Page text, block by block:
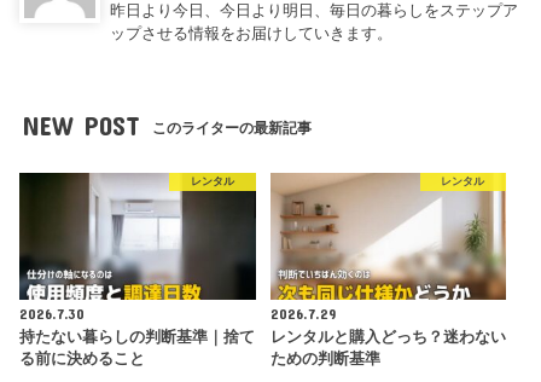
昨日より今日、今日より明日、毎日の暮らしをステップア
ップさせる情報をお届けしていきます。
NEW POST このライターの最新記事
レンタル
2026.7.30
持たない暮らしの判断基準｜捨て
る前に決めること
レンタル
2026.7.29
レンタルと購入どっち？迷わない
ための判断基準